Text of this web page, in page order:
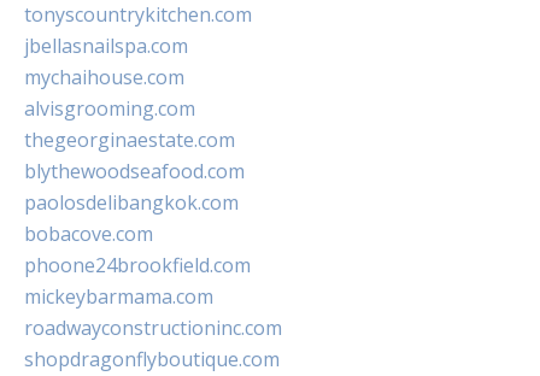
tonyscountrykitchen.com
jbellasnailspa.com
mychaihouse.com
alvisgrooming.com
thegeorginaestate.com
blythewoodseafood.com
paolosdelibangkok.com
bobacove.com
phoone24brookfield.com
mickeybarmama.com
roadwayconstructioninc.com
shopdragonflyboutique.com